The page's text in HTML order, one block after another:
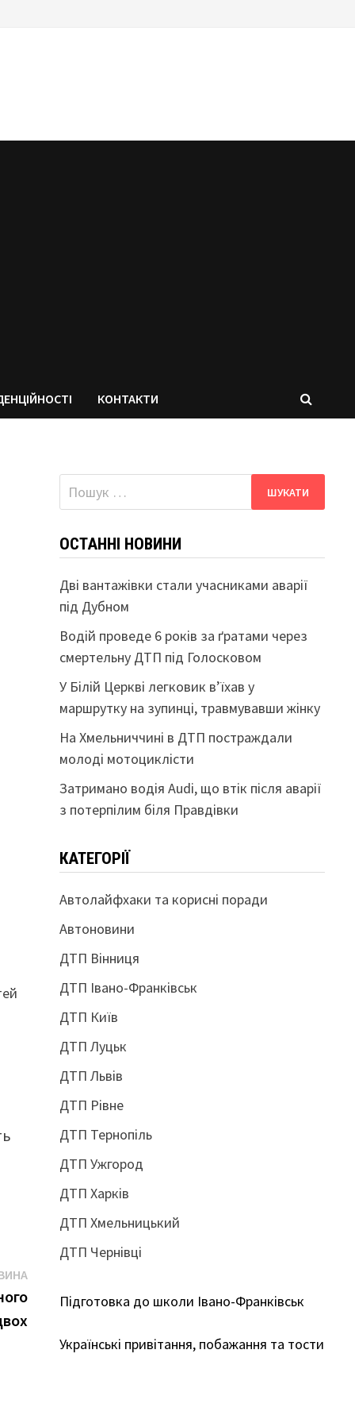
КОНТАКТИ
Наступна
новина:
Пошук:
ОСТАННІ НОВИНИ
Дві вантажівки стали учасниками аварії
під Дубном
Водій проведе 6 років за ґратами через
смертельну ДТП під Голосковом
У Білій Церкві легковик в’їхав у
маршрутку на зупинці, травмувавши жінку
На Хмельниччині в ДТП постраждали
молоді мотоциклісти
Затримано водія Audi, що втік після аварії
з потерпілим біля Правдівки
КАТЕГОРІЇ
Автолайфхаки та корисні поради
Автоновини
ДТП Вінниця
ДТП Івано-Франківськ
ДТП Київ
ДТП Луцьк
ДТП Львів
ДТП Рівне
ДТП Тернопіль
ДТП Ужгород
ДТП Харків
ДТП Хмельницький
ДТП Чернівці
Підготовка до школи Івано-Франківськ
Українські привітання, побажання та тости